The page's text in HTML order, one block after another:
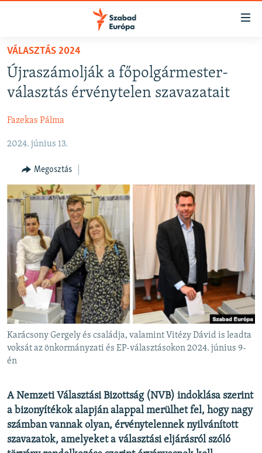
Akadálymentes
Ugrás
oldalra
Ugrás
NAPIRENDEN
AKTUÁLIS
VIDEÓK
ELEMZŐ
NER15
SZABADON
TÁRSADALOM
DEMOKRÁCIA
A PÉNZ NYOMÁBAN
EURÓPAI UNIÓ
VILÁG
KLÍMAVÁLTOZÁS
A MÚLT TANULSÁGAI
Valamennyi RFE/RL weboldal
VÁLASZTÁS 2024
Újraszámolják a főpolgármester-
választás érvénytelen szavazatait
Fazekas Pálma
2024. június 13.
Megosztás
Karácsony Gergely és családja, valamint Vitézy Dávid is leadta
voksát az önkormányzati és EP-választásokon 2024. június 9-
én
A Nemzeti Választási Bizottság (NVB) indoklása szerint
a bizonyítékok alapján alappal merülhet fel, hogy nagy
számban vannak olyan, érvénytelennek nyilvánított
szavazatok, amelyeket a választási eljárásról szóló
FELIRATKOZÁS